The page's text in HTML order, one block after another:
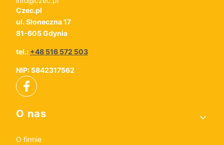
Czec.pl
ul. Słoneczna 17
81-605 Gdynia
tel.: +48 516 572 503
NIP: 5842317562
Linki w stopce
O nas
O firmie